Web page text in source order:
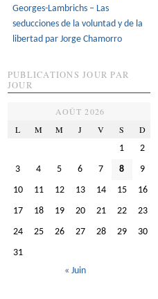
Georges-Lambrichs – Las
seducciones de la voluntad y de la
libertad par Jorge Chamorro
PUBLICATIONS JOUR PAR
JOUR
AOÛT 2026
L
M M J V S D
1
2
3
4 5 6 7 8
9
10
11 12 13 14 15
16
17
18 19 20 21 22
23
24
25 26 27 28 29
30
31
« Juin